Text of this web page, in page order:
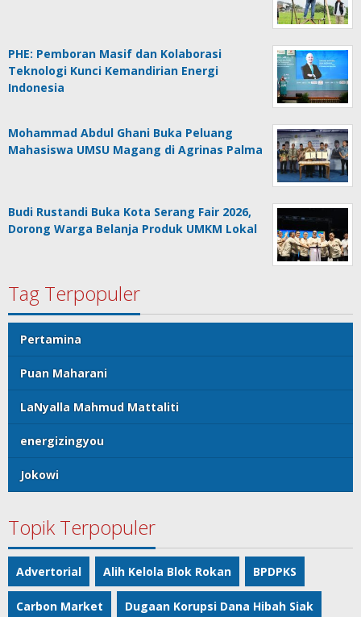
PHE: Pemboran Masif dan Kolaborasi
Teknologi Kunci Kemandirian Energi
Indonesia
Mohammad Abdul Ghani Buka Peluang
Mahasiswa UMSU Magang di Agrinas Palma
Budi Rustandi Buka Kota Serang Fair 2026,
Dorong Warga Belanja Produk UMKM Lokal
Tag Terpopuler
Pertamina
Puan Maharani
LaNyalla Mahmud Mattaliti
energizingyou
Jokowi
Topik Terpopuler
Advertorial Alih Kelola Blok Rokan BPDPKS
Carbon Market Dugaan Korupsi Dana Hibah Siak